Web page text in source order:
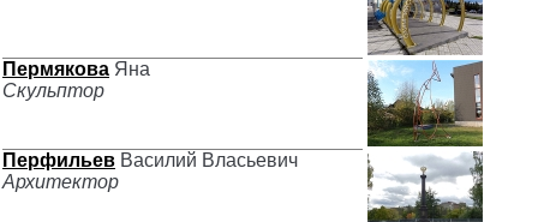
Пермякова Яна
Скульптор
Перфильев Василий Власьевич
Архитектор